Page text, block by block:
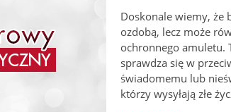
Doskonale wiemy, że
ozdobą, lecz może
ochronnego amuletu.
sprawdza się w
świadomemu lub
którzy wysyłają złe